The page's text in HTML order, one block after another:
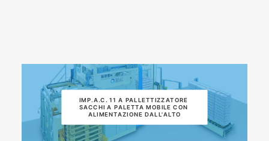
IMP.A.C. 11 A PALLETTIZZATORE
SACCHI A PALETTA MOBILE CON
ALIMENTAZIONE DALL'ALTO